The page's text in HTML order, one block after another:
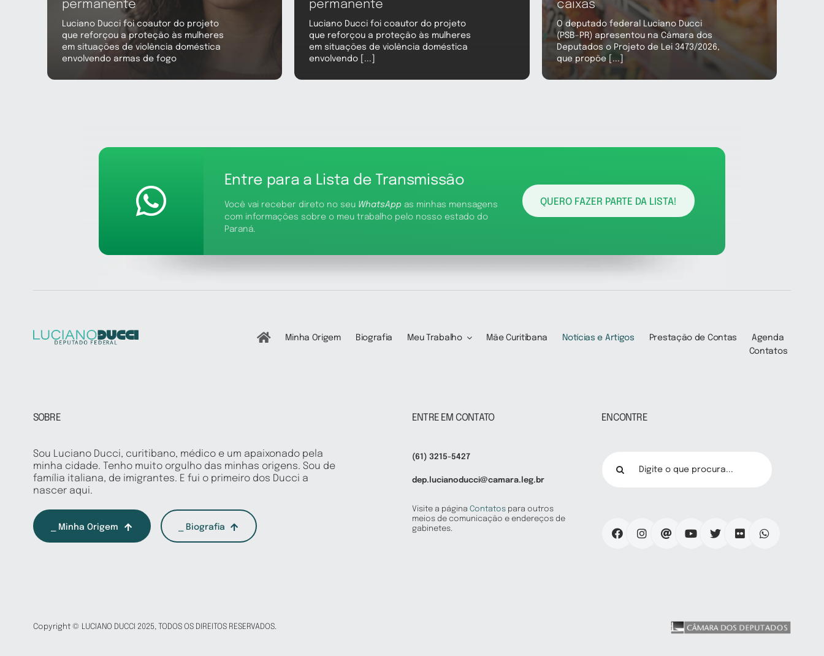
permanente
Luciano Ducci foi coautor do projeto
que reforçou a proteção às mulheres
em situações de violência doméstica
envolvendo armas de fogo
permanente
Luciano Ducci foi coautor do projeto
que reforçou a proteção às mulheres
em situações de violência doméstica
envolvendo [...]
caixas
O deputado federal Luciano Ducci
(PSB-PR) apresentou na Câmara dos
Deputados o Projeto de Lei 3473/2026,
que propõe [...]
Entre para a Lista de Transmissão
Você vai receber direto no seu WhatsApp as minhas mensagens
com informações sobre o meu trabalho pelo nosso estado do
Paraná.
QUERO FAZER PARTE DA LISTA!
Minha Origem Biografia Meu Trabalho Mãe Curitibana Notícias e Artigos Prestação de Contas
Agenda
Contatos
SOBRE
Sou Luciano Ducci, curitibano, médico e um apaixonado pela
minha cidade. Tenho muito orgulho das minhas origens. Sou de
família italiana, de imigrantes. E fui o primeiro dos Ducci a
nascer aqui.
⎯ Minha Origem ⎯ Biografia
ENTRE EM CONTATO
(61) 3215-5427
dep.lucianoducci@camara.leg.br
Visite a página Contatos para outros
meios de comunicação e endereços de
gabinetes.
ENCONTRE
resultados
Copyright © LUCIANO DUCCI 2025, TODOS OS DIREITOS RESERVADOS.